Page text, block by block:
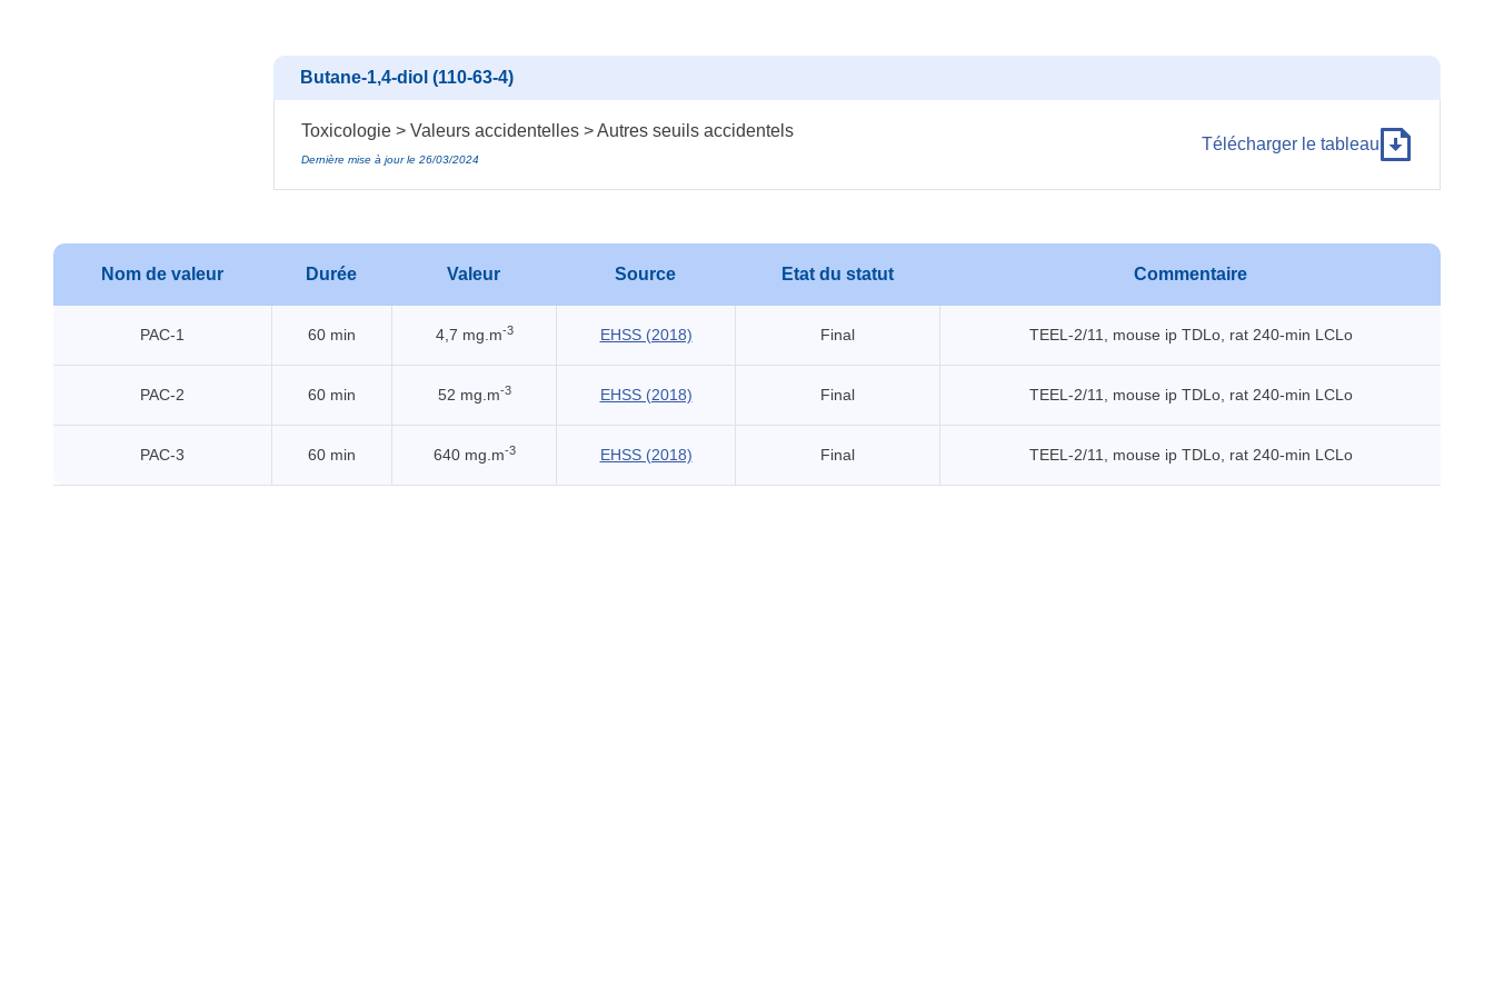
Butane-1,4-diol (110-63-4)
Toxicologie > Valeurs accidentelles > Autres seuils accidentels
Dernière mise à jour le 26/03/2024
Télécharger le tableau
Nom de valeur Durée Valeur Source Etat du statut Commentaire
PAC-1 60 min 4,7 mg.m-3 EHSS (2018) Final TEEL-2/11, mouse ip TDLo, rat 240-min LCLo
PAC-2 60 min 52 mg.m-3 EHSS (2018) Final TEEL-2/11, mouse ip TDLo, rat 240-min LCLo
PAC-3 60 min 640 mg.m-3 EHSS (2018) Final TEEL-2/11, mouse ip TDLo, rat 240-min LCLo